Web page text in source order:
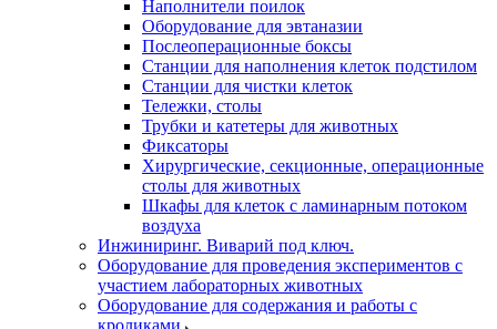
Наполнители поилок
Оборудование для эвтаназии
Послеоперационные боксы
Станции для наполнения клеток подстилом
Станции для чистки клеток
Тележки, столы
Трубки и катетеры для животных
Фиксаторы
Хирургические, секционные, операционные
столы для животных
Шкафы для клеток с ламинарным потоком
воздуха
Инжиниринг. Виварий под ключ.
Оборудование для проведения экспериментов с
участием лабораторных животных
Оборудование для содержания и работы с
кроликами